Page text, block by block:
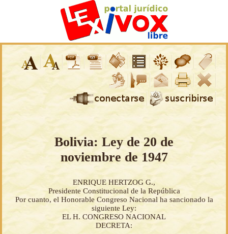
Bolivia: Ley de 20 de
noviembre de 1947
ENRIQUE HERTZOG G.,
Presidente Constitucional de la República
Por cuanto, el Honorable Congreso Nacional ha sancionado la
siguiente Ley:
EL H. CONGRESO NACIONAL
DECRETA: